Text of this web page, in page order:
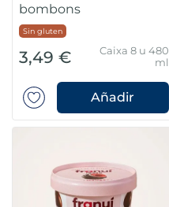
bombons
Sin gluten
3,49 €
Caixa 8 u 480
ml
Añadir